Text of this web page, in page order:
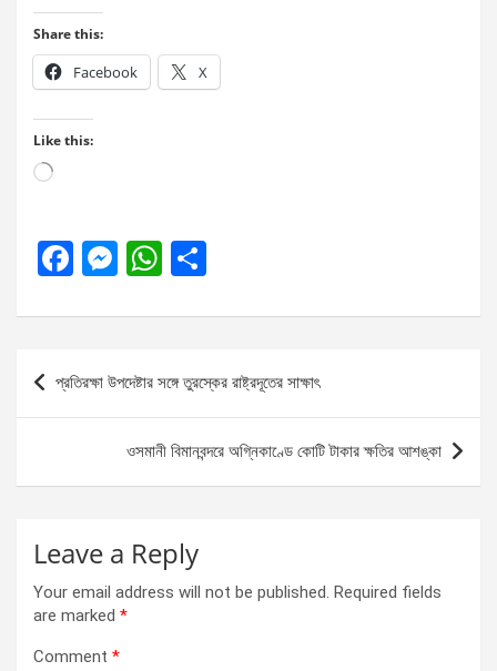
Share this:
Facebook X
Like this:
Loading…
F
ce
b
o
M
se
n
g
er
W
at
A
p
p
ar
Post
navigation
প্রতিরক্ষা উপদেষ্টার সঙ্গে তুরস্কের রাষ্ট্রদূতের সাক্ষাৎ
ওসমানী বিমানবন্দরে অগ্নিকাণ্ডে কোটি টাকার ক্ষতির আশঙ্কা
Leave a Reply
Your email address will not be published. Required fields
are marked *
Comment *